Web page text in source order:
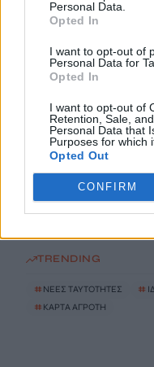
Personal Data.
Opted In
I want to opt-out of
Personal Data for
Opted In
I want to opt-out of
Retention, Sale,
Personal Data that
Purposes for which
Opted Out
CONFIRM
Παρατείνονται τα
ευλογιά των
6 Αυγούστου, 2026
6 Αυγούστου, 2026
ΟΠΕΚΑ: Νέα πληρωμή
πολύτεκνες οικογένειες
TRENDING
# ΝΕΕΣ ΤΑΥΤΟΤΗΤΕΣ #
# ΚΑΡΤΑ ΑΓΡΟΤΗ